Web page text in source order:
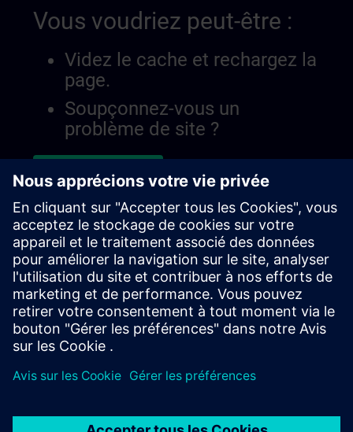
Vous voudriez peut-être :
Videz le cache et rechargez la
page.
Soupçonnez-vous un
problème de site ?